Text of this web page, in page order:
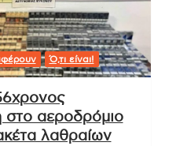
Ό,τι είναι!
αεροδρόμιο
λαθραίων